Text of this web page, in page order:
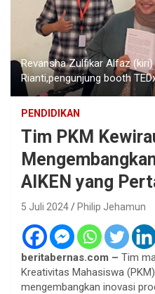
Revansha Zulfikar Alfaz
Rianti,pengunjung booth
PENDIDIKAN
Tim PKM
AIKEN yang
5 Juli 2024 Philip Jehamun
beritabernas.com – Tim
Kreativitas Mahasiswa
mengembangkan inovasi